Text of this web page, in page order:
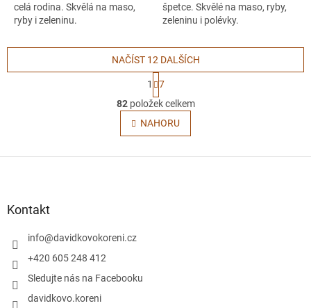
celá rodina. Skvělá na maso,
ryby i zeleninu.
špetce. Skvělé na maso, ryby,
zeleninu i polévky.
O
v
l
á
NAČÍST 12 DALŠÍCH
S
t
r
á
n
k
v
1
7
82položek celkem
NAHORU
Kontakt
info@davidkovokoreni.cz
+420 605 248 412
Sledujte nás na Facebooku
davidkovo.koreni